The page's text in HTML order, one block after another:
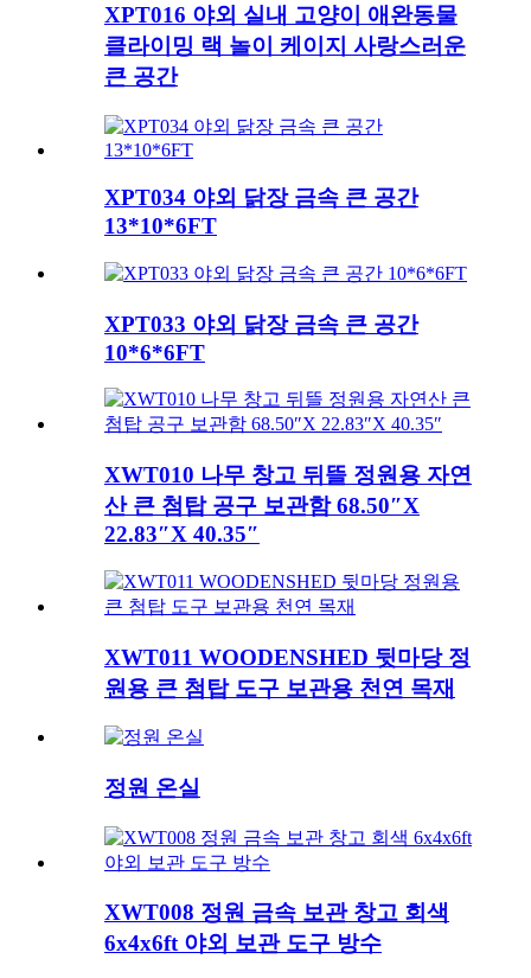
XPT016 야외 실내 고양이 애완동물
클라이밍 랙 놀이 케이지 사랑스러운
큰 공간
XPT034 야외 닭장 금속 큰 공간
13*10*6FT
XPT033 야외 닭장 금속 큰 공간
10*6*6FT
XWT010 나무 창고 뒤뜰 정원용 자연
산 큰 첨탑 공구 보관함 68.50″X
22.83″X 40.35″
XWT011 WOODENSHED 뒷마당 정
원용 큰 첨탑 도구 보관용 천연 목재
정원 온실
XWT008 정원 금속 보관 창고 회색
6x4x6ft 야외 보관 도구 방수